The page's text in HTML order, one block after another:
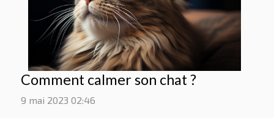
Comment calmer son chat ?
9 mai 2023 02:46